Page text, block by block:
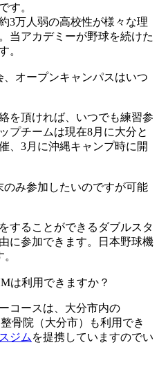
す。
3万人弱の高校性が様々な理
当アカデミーが野球を続けた
。
オープンキャンパスはいつ
を頂ければ、いつでも練習参
プチームは現在8月に大分と
、3月に沖縄キャンプ時に開
み参加したいのですが可能
することができるダブルスタ
に参加できます。日本野球機
は利用できますか？​​​​​
コースは、大分市内の
骨院（大分市）も利用でき
ジム を提携していますのでい